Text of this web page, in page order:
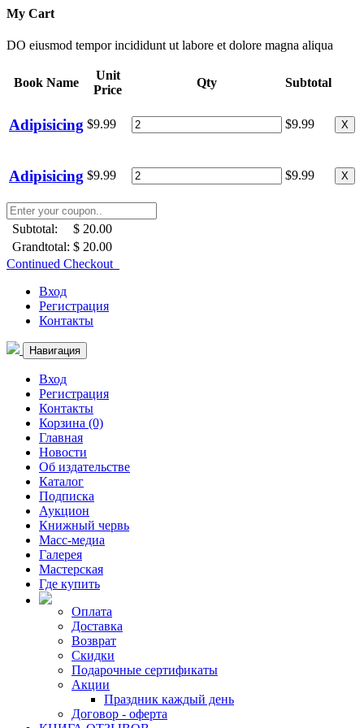
My Cart
DO eiusmod tempor incididunt ut labore et dolore magna aliqua
Book Name
Unit
Price
Qty Subtotal
Adipisicing $9.99 $9.99 X
Adipisicing $9.99 $9.99 X
Subtotal:
$ 20.00
Grandtotal: $ 20.00
Continued Checkout
Вход
Регистрация
Контакты
Навигация
Вход
Регистрация
Контакты
Корзина (0)
Главная
Новости
Об издательстве
Каталог
Подписка
Аукцион
Книжный червь
Масс-медиа
Галерея
Мастерская
Где купить
Оплата
Доставка
Возврат
Скидки
Подарочные сертификаты
Акции
Праздник каждый день
Договор - оферта